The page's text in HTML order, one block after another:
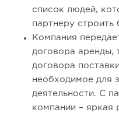
список людей,
партнеру строить
Компания
договора аренды,
договора
необходимое для
деятельности. С
компании – яркая